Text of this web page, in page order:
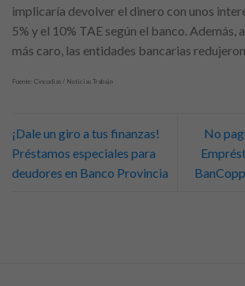
implicaría devolver el dinero con unos
5% y el 10% TAE según el banco. Además,
más caro, las entidades bancarias
Fuente: Cincodias / Noticias Trabajo
¡Dale un giro a tus finanzas!
Préstamos especiales para
deudores en Banco Provincia
No